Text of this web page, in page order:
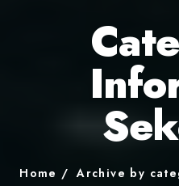
Home Archive by